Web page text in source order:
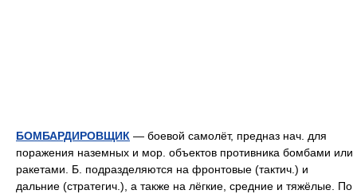
БОМБАРДИРОВЩИК — боевой самолёт, предназ нач. для
поражения наземных и мор. объектов противника бомбами или
ракетами. Б. подразделяются на фронтовые (тактич.) и
дальние (стратегич.), а также на лёгкие, средние и тяжёлые. По